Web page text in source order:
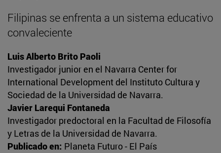
Filipinas se enfrenta a un sistema educativo
convaleciente
Luis Alberto Brito Paoli
Investigador junior en el Navarra Center for
International Development del Instituto Cultura y
Sociedad de la Universidad de Navarra.
Javier Larequi Fontaneda
Investigador predoctoral en la Facultad de Filosofía
y Letras de la Universidad de Navarra.
Publicado en: Planeta Futuro - El País